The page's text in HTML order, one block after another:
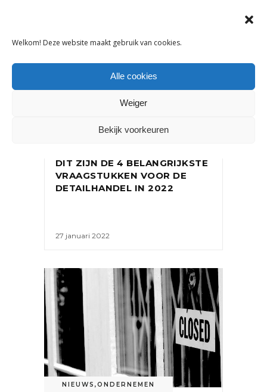
Welkom! Deze website maakt gebruik van cookies.
Alle cookies
Weiger
Bekijk voorkeuren
ONDERNEMEN
DIT ZIJN DE 4 BELANGRIJKSTE
VRAAGSTUKKEN VOOR DE
DETAILHANDEL IN 2022
27 januari 2022
NIEUWS ,ONDERNEMEN